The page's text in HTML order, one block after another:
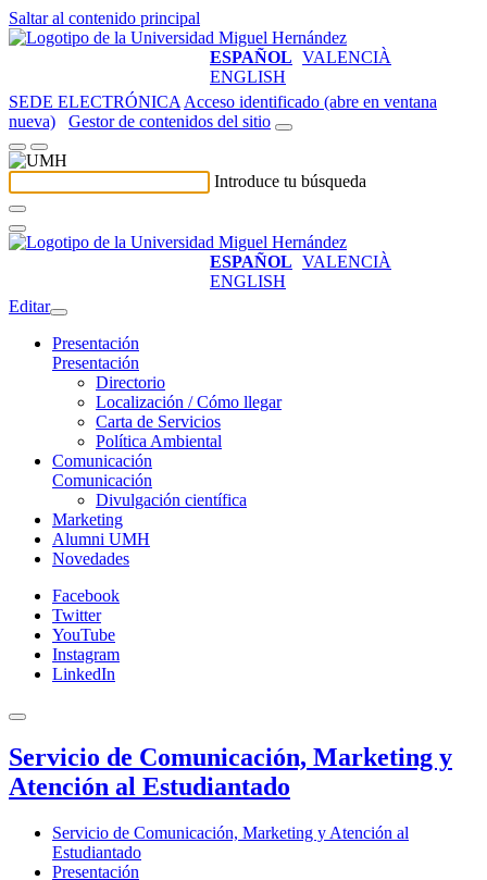
Saltar al contenido principal
ESPAÑOL VALENCIÀ
ENGLISH
SEDE ELECTRÓNICA Acceso identificado (abre en ventana
nueva)
Gestor de contenidos del sitio
Introduce tu búsqueda
ESPAÑOL VALENCIÀ
ENGLISH
Editar
Presentación
Presentación
Directorio
Localización / Cómo llegar
Carta de Servicios
Política Ambiental
Comunicación
Comunicación
Divulgación científica
Marketing
Alumni UMH
Novedades
Facebook
Twitter
YouTube
Instagram
LinkedIn
Servicio de Comunicación, Marketing y
Atención al Estudiantado
Servicio de Comunicación, Marketing y Atención al
Estudiantado
Presentación